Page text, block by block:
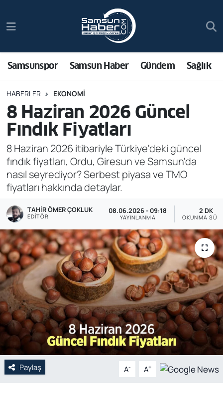
Samsunspor Samsun Haber Gündem Sağlık
HABERLER EKONOMI
8 Haziran 2026 Güncel
Fındık Fiyatları
8 Haziran 2026 itibariyle Türkiye'deki güncel
fındık fiyatları, Ordu, Giresun ve Samsun'da
nasıl seyrediyor? Serbest piyasa ve TMO
fiyatları hakkında detaylar.
TAHIR ÖMER ÇOKLUK
EDITÖR
08.06.2026 - 09:18
YAYINLANMA
2 DK
OKUNMA
Paylaş A- A+
Samsun Haber
Sağlık
Asayiş
Bilim ve Teknoloji
Bölge
Dünya
Ekonomi
Genel
Gündem
Özel Haber
POLİTİKA
Siyaset
Spor
Trafik Durumu
Süper Lig Puan Durumu ve Fikstür
Tüm Manşetler
Son Dakika Haberleri
Haber Arşivi